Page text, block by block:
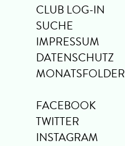
CLUB LOG-IN
SUCHE
IMPRESSUM
DATENSCHUTZ
MONATSFOLDER
FACEBOOK
TWITTER
INSTAGRAM